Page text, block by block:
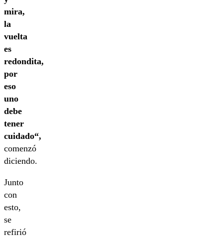
mira,
la
vuelta
es
redondita,
por
eso
uno
debe
tener
cuidado“,
comenzó
diciendo.
Junto
con
esto,
se
refirió